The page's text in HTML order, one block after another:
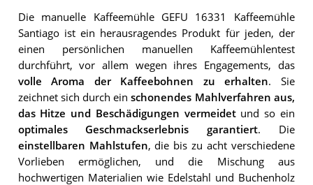
Die manuelle Kaffeemühle GEFU 16331 Kaffeemühle
Santiago ist ein herausragendes Produkt für jeden, der
einen persönlichen manuellen Kaffeemühlentest
durchführt, vor allem wegen ihres Engagements, das
volle Aroma der Kaffeebohnen zu erhalten. Sie
zeichnet sich durch einschonendes Mahlverfahren aus,
das Hitze und Beschädigungen vermeidetund so ein
optimales Geschmackserlebnis garantiert. Die
einstellbaren Mahlstufen, die bis zu acht verschiedene
Vorlieben ermöglichen, und die Mischung aus
hochwertigen Materialien wie Edelstahl und Buchenholz